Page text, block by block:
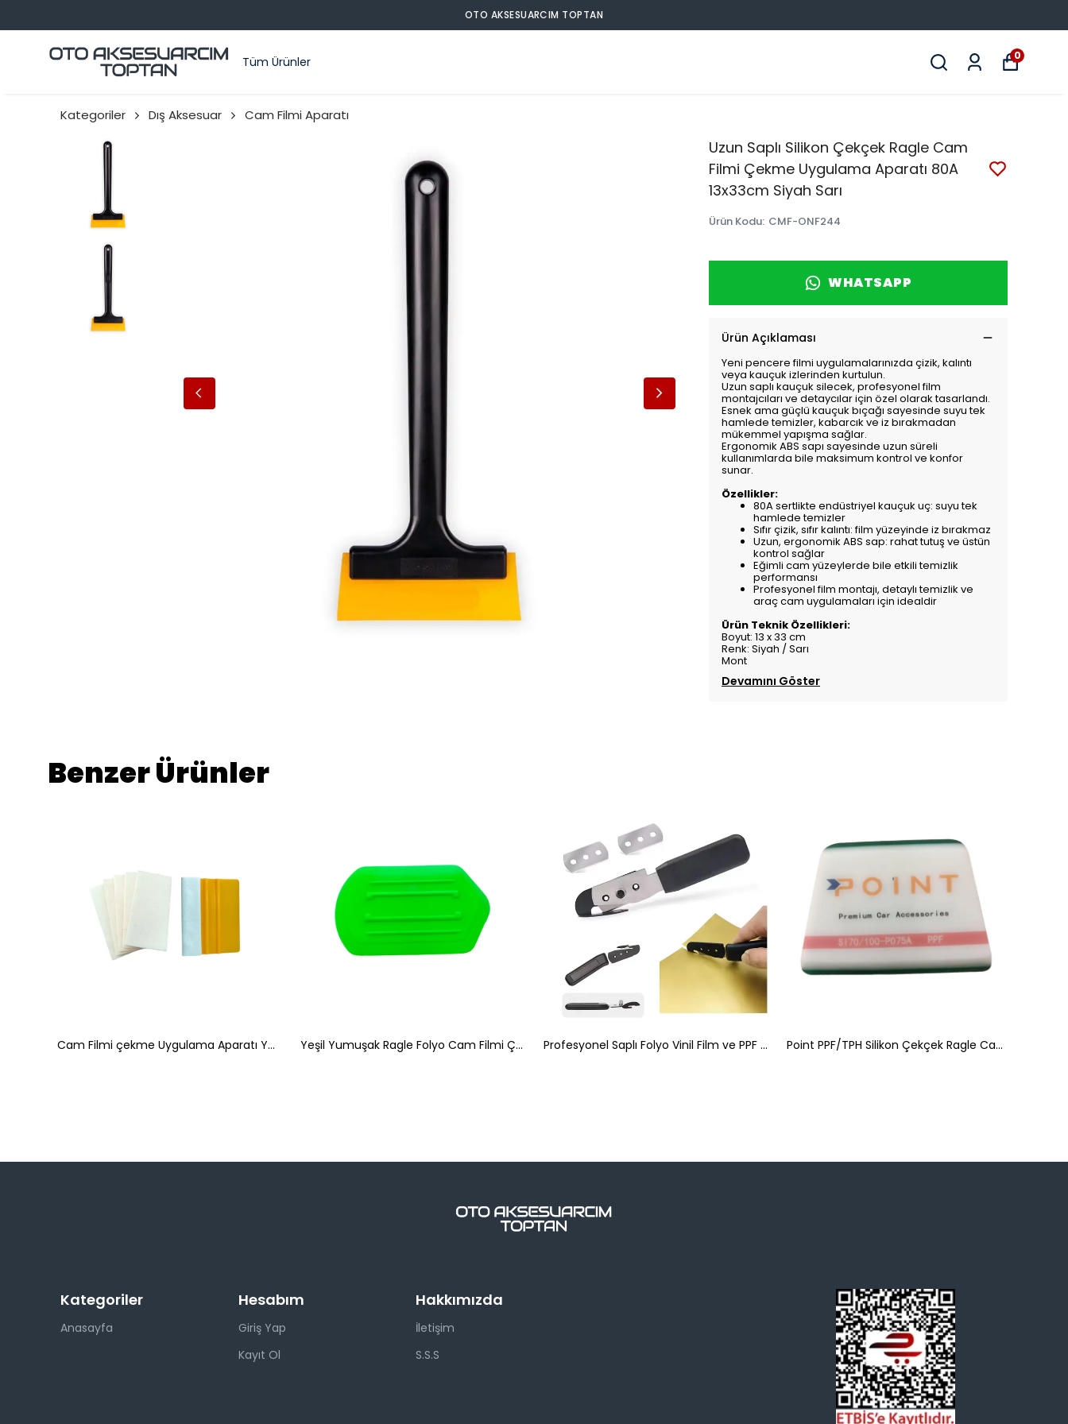
OTO AKSESUARCIM TOPTAN
Tüm Ürünler 0
Kategoriler Dış Aksesuar Cam Filmi Aparatı
Uzun Saplı Silikon Çekçek Ragle Cam
Filmi Çekme Uygulama Aparatı 80A
13x33cm Siyah Sarı
Ürün Kodu: CMF-ONF244
WHATSAPP
Ürün Açıklaması
Yeni pencere filmi uygulamalarınızda çizik, kalıntı
veya kauçuk izlerinden kurtulun.
Uzun saplı kauçuk silecek, profesyonel film
montajcıları ve detaycılar için özel olarak tasarlandı.
Esnek ama güçlü kauçuk bıçağı sayesinde suyu tek
hamlede temizler, kabarcık ve iz bırakmadan
mükemmel yapışma sağlar.
Ergonomik ABS sapı sayesinde uzun süreli
kullanımlarda bile maksimum kontrol ve konfor
sunar.
Özellikler:
80A sertlikte endüstriyel kauçuk uç: suyu tek
hamlede temizler
Sıfır çizik, sıfır kalıntı: film yüzeyinde iz bırakmaz
Uzun, ergonomik ABS sap: rahat tutuş ve üstün
kontrol sağlar
Eğimli cam yüzeylerde bile etkili temizlik
performansı
Profesyonel film montajı, detaylı temizlik ve
araç cam uygulamaları için idealdir
Ürün Teknik Özellikleri:
Boyut: 13 x 33 cm
Renk: Siyah / Sarı
Mont
Devamını Göster
Benzer Ürünler
Cam Filmi çekme Uygulama Aparatı Yedek Ucu Yün Keçeli 10x5 cm 1 Adet Yeşil Yumuşak Ragle Folyo Cam Filmi Çekme Aparatı 14x8cm Profesyonel Saplı Folyo Vinil Film ve PPF Araç Kaplama Kesme Kesim Bıçağı Point PPF/TPH Silikon Çekçek Ragle Cam Filmi Çekme Uygulama Aparatı Yeşil 10x7cm P075A
Kategoriler
Anasayfa
Hesabım
Giriş Yap
Kayıt Ol
Hakkımızda
İletişim
S.S.S